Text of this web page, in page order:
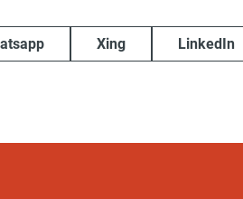
Xing LinkedIn